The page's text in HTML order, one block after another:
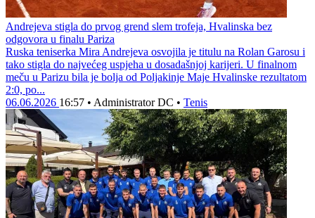
Andrejeva stigla do prvog grend slem trofeja, Hvalinska bez
odgovora u finalu Pariza
Ruska teniserka Mira Andrejeva osvojila je titulu na Rolan Garosu i
tako stigla do najvećeg uspjeha u dosadašnjoj karijeri. U finalnom
meču u Parizu bila je bolja od Poljakinje Maje Hvalinske rezultatom
2:0, po...
06.06.2026 16:57 • Administrator DC • Tenis